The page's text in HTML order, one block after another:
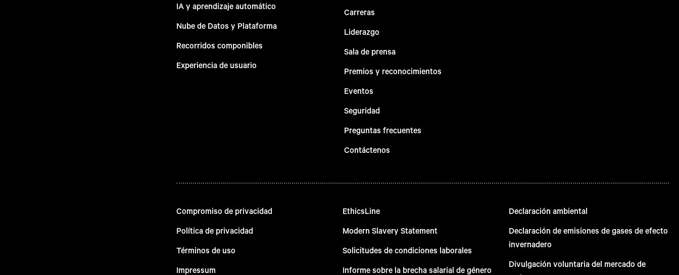
IA y aprendizaje automático
Nube de Datos y Plataforma
Recorridos componibles
Experiencia de usuario
Carreras
Liderazgo
Sala de prensa
Premios y reconocimientos
Eventos
Seguridad
Preguntas frecuentes
Contáctenos
Compromiso de privacidad
Política de privacidad
Términos de uso
Impressum
EthicsLine
Modern Slavery Statement
Solicitudes de condiciones laborales
Informe sobre la brecha salarial de género
Declaración ambiental
Declaración de emisiones de gases de efecto
invernadero
Divulgación voluntaria del mercado de